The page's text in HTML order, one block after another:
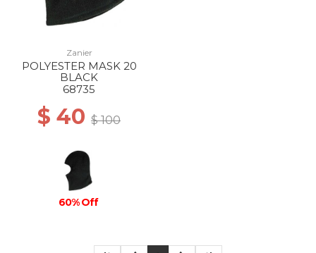
Zanier
POLYESTER MASK 20
BLACK
68735
$ 40 $ 100
60% Off